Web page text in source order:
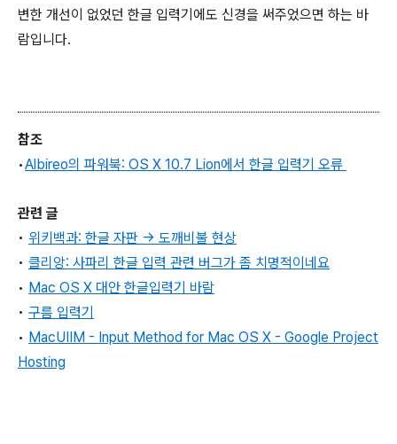
변한 개선이 없었던 한글 입력기에도 신경을 써주었으면 하는 바
람입니다.
참조
•Albireo의 파워북: OS X 10.7 Lion에서 한글 입력기 오류
관련 글
• 위키백과: 한글 자판 → 도깨비불 현상
• 클리앙: 사파리 한글 입력 관련 버그가 좀 치명적이네요
• Mac OS X 대안 한글입력기 바람
• 구름 입력기
• MacUIIM - Input Method for Mac OS X - Google Project
Hosting